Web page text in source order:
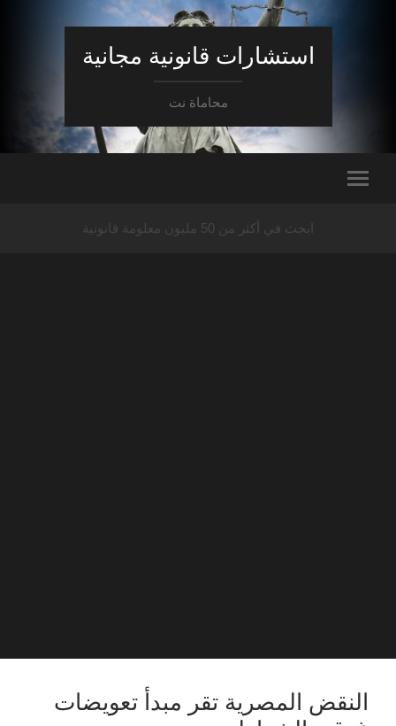
استشارات قانونية مجانية
محاماة نت
ابحث في أكثر من 50 مليون معلومة قانونية
النقض المصرية تقر مبدأ تعويضات